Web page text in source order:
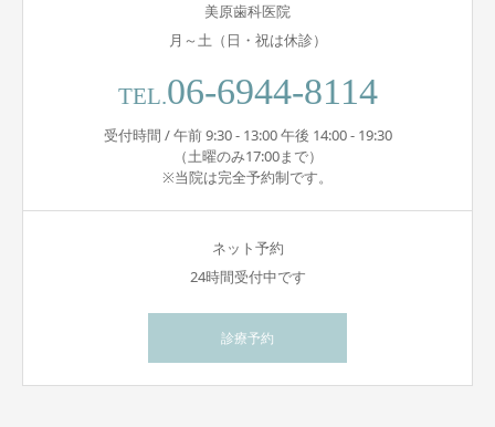
美原歯科医院
月～土（日・祝は休診）
TEL.06-6944-8114
受付時間 / 午前 9:30 - 13:00 午後 14:00 - 19:30
（土曜のみ17:00まで）
※当院は完全予約制です。
ネット予約
24時間受付中です
診療予約